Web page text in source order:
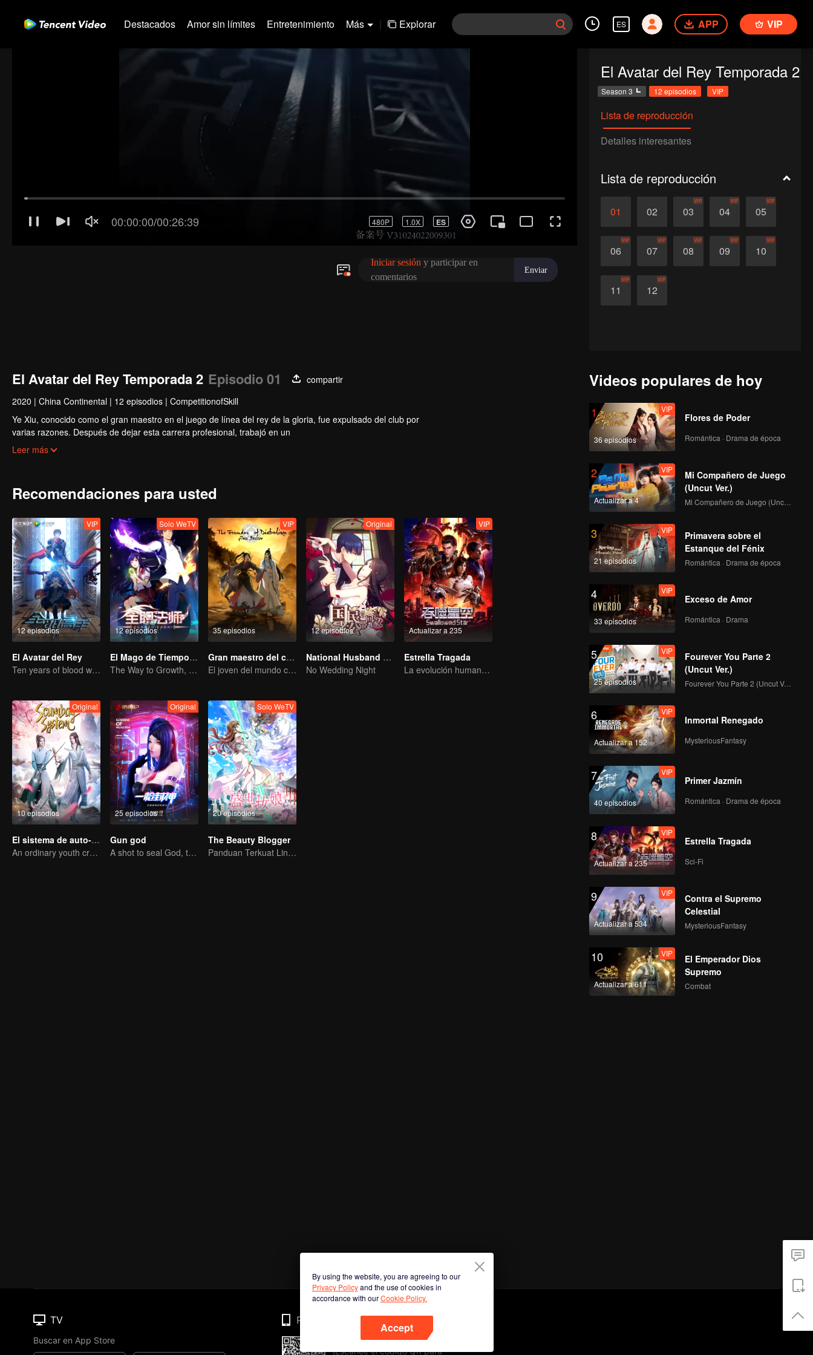
Destacados Amor sin límites Entretenimiento Más | Explorar ES APP VIP
El Avatar del Rey Temporada 2
Season 3 12 episodios VIP
Lista de reproducción
Detalles interesantes
Lista de reproducción
01 02 03
VIP
04
VIP
05
VIP
06
VIP
07
VIP
08
VIP
09
VIP
10
VIP
11
VIP
12
VIP
El Avatar del Rey Temporada 2 Episodio 01
compartir
2020 | China Continental | 12 episodios | CompetitionofSkill
Ye Xiu, conocido como el gran maestro en el juego de línea del rey de la gloria, fue expulsado del club por
varias razones. Después de dejar esta carrera profesional, trabajó en un
cibercafé como un administrador de red. Sin embargo, con diez años de experiencia en juegos, entró de nuevo en
Leer más
Recomendaciones para usted
12 episodios
VIP
El Avatar del Rey
Ten years of blood writing esports brilliant
12 episodios
Solo WeTV
El Mago de Tiempo Completo Temporada 1
The Way to Growth, Encouragement and Self-improvement
35 episodios
VIP
Gran maestro del cultivo demoníaco
El joven del mundo celestial erradica males por el pueblo
12 episodios
Original
National Husband Bring Home SS1
No Wedding Night
Actualizar a 235
VIP
Estrella Tragada
La evolución humana es la única respuesta.
10 episodios
Original
El sistema de auto-salvación del villano escoria
An ordinary youth crossing as a villain into the book and abusing the hero!
25 episodios
Original
Gun god
A shot to seal God, this is our battle!
20 episodios
Solo WeTV
The Beauty Blogger
Panduan Terkuat Lintas Dimensi
Videos populares de hoy
1
36 episodios
VIP
Flores de Poder
Romántica · Drama de época
2
Actualizar a 4
VIP
Mi Compañero de Juego
(Uncut Ver.)
Mi Compañero de Juego (Uncut Ver.)
3
21 episodios
VIP
Primavera sobre el
Estanque del Fénix
Romántica · Drama de época
4
33 episodios
VIP
Exceso de Amor
Romántica · Drama
5
25 episodios
VIP
Fourever You Parte 2
(Uncut Ver.)
Fourever You Parte 2 (Uncut Ver.)
6
Actualizar a 152
VIP
Inmortal Renegado
MysteriousFantasy
7
40 episodios
VIP
Primer Jazmín
Romántica · Drama de época
8
Actualizar a 235
VIP
Estrella Tragada
Sci-Fi
9
Actualizar a 534
VIP
Contra el Supremo
Celestial
MysteriousFantasy
10
Actualizar a 611
VIP
El Emperador Dios
Supremo
Combat
By using the website, you are agreeing to our
Privacy Policyand the use of cookies in
accordance with ourCookie Policy.
Accept
TV
Buscar en App Store
Phone
¡Escanee el código QR para